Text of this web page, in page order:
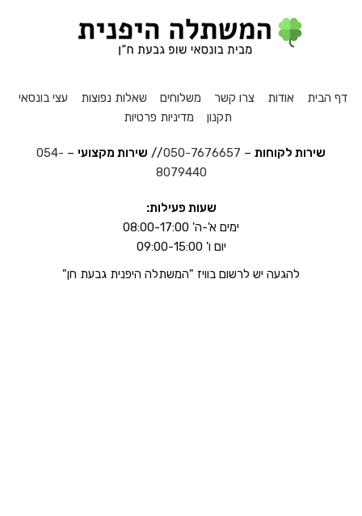
דף הבית אודות צרו קשר משלוחים שאלות נפוצות
עצי בונסאי
תקנון
מדיניות פרטיות
שירות לקוחות –
050-7676657
// שירות מקצועי –
054-
8079440
שעות פעילות:
ימים א'-ה' 08:00-17:00
יום ו' 09:00-15:00
להגעה יש לרשום בוויז "המשתלה היפנית גבעת חן"